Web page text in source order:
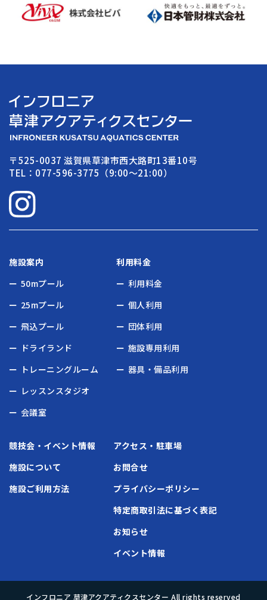
〒525-0037 滋賀県草津市西大路町13番10号
TEL：077-596-3775（9:00〜21:00）
施設案内
50mプール
25mプール
飛込プール
ドライランド
トレーニングルーム
レッスンスタジオ
会議室
利用料金
利用料金
個人利用
団体利用
施設専用利用
器具・備品利用
競技会・イベント情報
施設について
施設ご利用方法
アクセス・駐車場
お問合せ
プライバシーポリシー
特定商取引法に基づく表記
お知らせ
イベント情報
インフロニア 草津アクアティクスセンター All rights reserved